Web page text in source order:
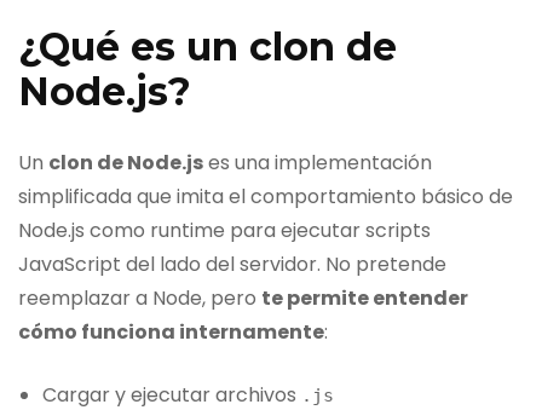
¿Qué es un clon de
Node.js?
Un clon de Node.jses una implementación
simplificada que imita el comportamiento básico de
Node.js como runtime para ejecutar scripts
JavaScript del lado del servidor. No pretende
reemplazar a Node, pero te permite entender
cómo funciona internamente:
Cargar y ejecutar archivos . js